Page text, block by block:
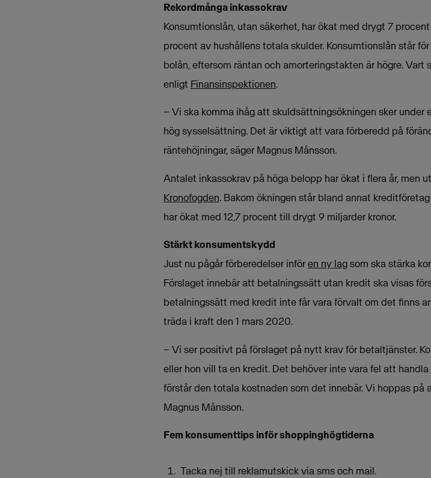
Rekordmånga inkassokrav
Konsumtionslån, utan säkerhet, har ökat med drygt 7
procent av hushållens totala skulder. Konsumtionslån står
bolån, eftersom räntan och amorteringstakten är högre.
enligt Finansinspektionen.
– Vi ska komma ihåg att skuldsättningsökningen sker
hög sysselsättning. Det är viktigt att vara förberedd på
räntehöjningar, säger Magnus Månsson.
Antalet inkassokrav på höga belopp har ökat i flera år, men
Kronofogden. Bakom ökningen står bland annat
har ökat med 12,7 procent till drygt 9 miljarder kronor.
Stärkt konsumentskydd
Just nu pågår förberedelser infören ny lagsom ska stärka
Förslaget innebär att betalningssätt utan kredit ska visas
betalningssätt med kredit inte får vara förvalt om det finns
träda i kraft den 1 mars 2020.
– Vi ser positivt på förslaget på nytt krav för betaltjänster.
eller hon vill ta en kredit. Det behöver inte vara fel att
förstår den totala kostnaden som det innebär. Vi hoppas
Magnus Månsson.
Fem konsumenttips inför shoppinghögtiderna
Tacka nej till reklamutskick via sms och mail.